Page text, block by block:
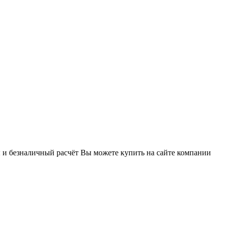
безналичный расчёт Вы можете купить на сайте компании